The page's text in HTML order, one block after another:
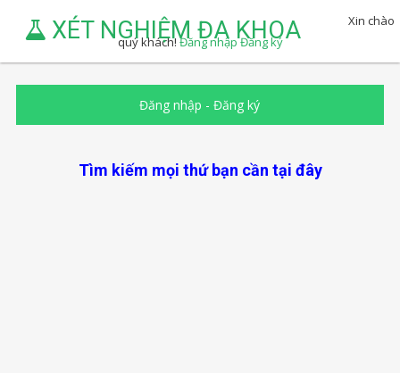
XÉT NGHIỆM ĐA KHOA
Xin chào
quý khách!Đăng nhậpĐăng ký
Đăng nhập -Đăng ký
Tìm kiếm mọi thứ bạn cần tại đây